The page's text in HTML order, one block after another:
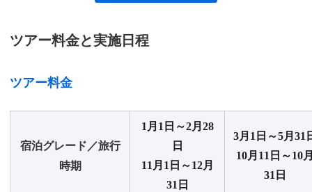
ツアー料金と実施日程
ツアー料金
宿泊グレード／旅行
時期
1月1日～2月28
日
11月1日～12月
31日
3月1日～5月31
10月11日～10
31日